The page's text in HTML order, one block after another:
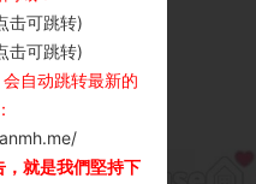
击可跳转)
击可跳转)
自动跳转最新的
，就是我們堅持下